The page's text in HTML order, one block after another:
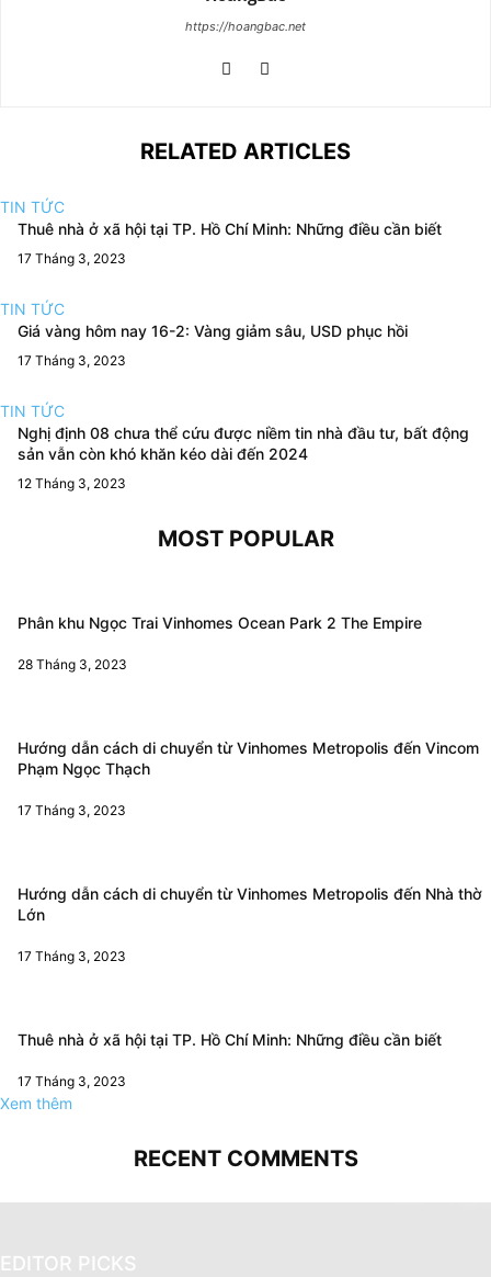
https://hoangbac.net
RELATED ARTICLES
TIN TỨC
Thuê nhà ở xã hội tại TP. Hồ Chí Minh: Những điều cần biết
17 Tháng 3, 2023
TIN TỨC
Giá vàng hôm nay 16-2: Vàng giảm sâu, USD phục hồi
17 Tháng 3, 2023
TIN TỨC
Nghị định 08 chưa thể cứu được niềm tin nhà đầu tư, bất động
sản vẫn còn khó khăn kéo dài đến 2024
12 Tháng 3, 2023
MOST POPULAR
Phân khu Ngọc Trai Vinhomes Ocean Park 2 The Empire
28 Tháng 3, 2023
Hướng dẫn cách di chuyển từ Vinhomes Metropolis đến Vincom
Phạm Ngọc Thạch
17 Tháng 3, 2023
Hướng dẫn cách di chuyển từ Vinhomes Metropolis đến Nhà thờ
Lớn
17 Tháng 3, 2023
Thuê nhà ở xã hội tại TP. Hồ Chí Minh: Những điều cần biết
17 Tháng 3, 2023
Xem thêm
RECENT COMMENTS
EDITOR PICKS